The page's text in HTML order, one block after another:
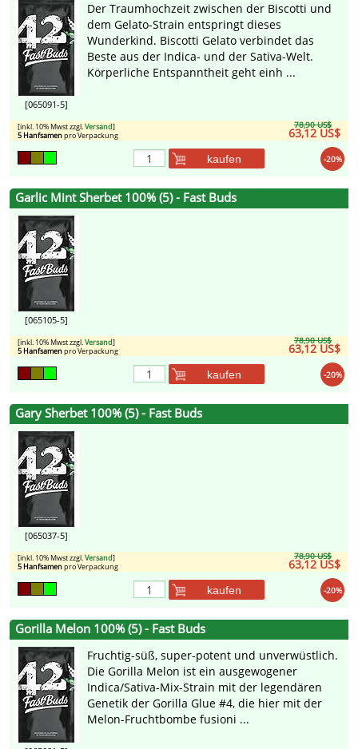
[065091-5]
Der Traumhochzeit zwischen der Biscotti und
dem Gelato-Strain entspringt dieses
Wunderkind. Biscotti Gelato verbindet das
Beste aus der Indica- und der Sativa-Welt.
Körperliche Entspanntheit geht einh ...
78,90 US$
63,12 US$
[inkl. 10% Mwst zzgl.Versand]
5 Hanfsamenpro Verpackung
-20%
kaufen
Garlic Mint Sherbet 100% (5) - Fast Buds
[065105-5]
78,90 US$
63,12 US$
[inkl. 10% Mwst zzgl.Versand]
5 Hanfsamenpro Verpackung
-20%
kaufen
Gary Sherbet 100% (5) - Fast Buds
[065037-5]
78,90 US$
63,12 US$
[inkl. 10% Mwst zzgl.Versand]
5 Hanfsamenpro Verpackung
-20%
kaufen
Gorilla Melon 100% (5) - Fast Buds
Fruchtig-süß, super-potent und unverwüstlich.
Die Gorilla Melon ist ein ausgewogener
Indica/Sativa-Mix-Strain mit der legendären
Genetik der Gorilla Glue #4, die hier mit der
Melon-Fruchtbombe fusioni ...